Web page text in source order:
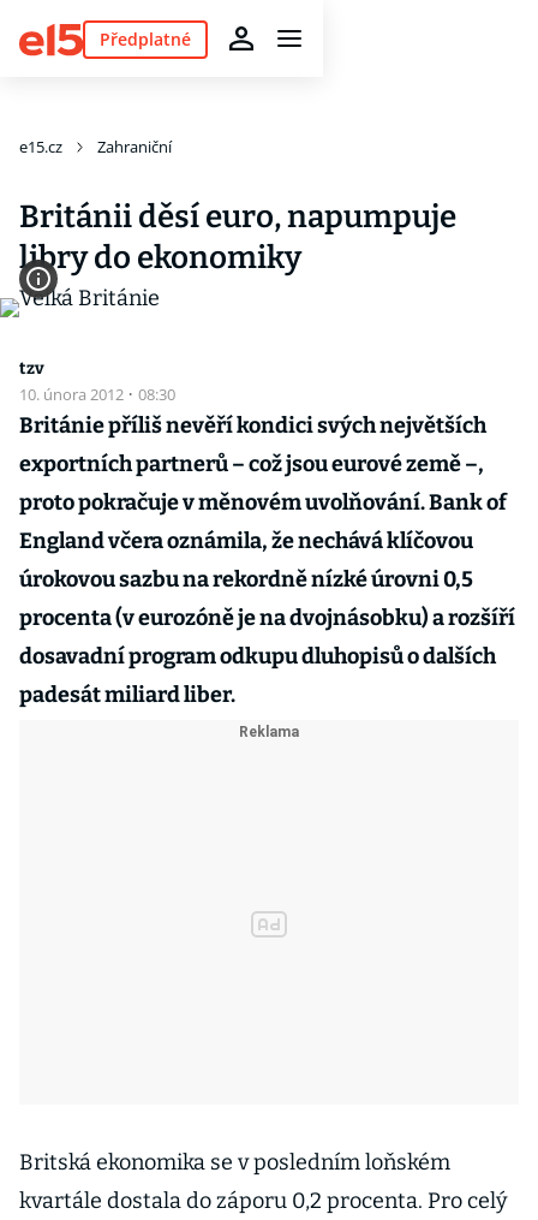
Předplatné
e15.cz Zahraniční
Británii děsí euro, napumpuje
libry do ekonomiky
tzv
10. února 2012 · 08:30
Británie příliš nevěří kondici svých největších
exportních partnerů – což jsou eurové země –,
proto pokračuje v měnovém uvolňování. Bank of
England včera oznámila, že nechává klíčovou
úrokovou sazbu na rekordně nízké úrovni 0,5
procenta (v eurozóně je na dvojnásobku) a rozšíří
dosavadní program odkupu dluhopisů o dalších
padesát miliard liber.
Britská ekonomika se v posledním loňském
kvartále dostala do záporu 0,2 procenta. Pro celý